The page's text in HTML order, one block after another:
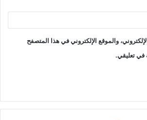
والموقع الإلكتروني في هذا المتصفح
في تعليقي.